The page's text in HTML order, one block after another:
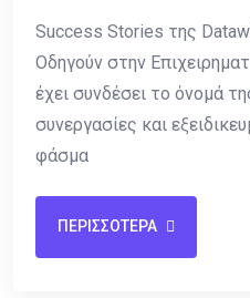
Success Stories της
Οδηγούν στην
έχει συνδέσει το όνομά
συνεργασίες και
φάσμα
ΠΕΡΙΣΣΟΤΕΡΑ